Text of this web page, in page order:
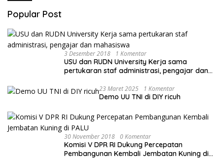
Popular Post
3 Desember 2018 1 Komentar
USU dan RUDN University Kerja sama
pertukaran staf administrasi, pengajar dan
23 Maret 2025 1 Komentar
Demo UU TNI di DIY ricuh
30 November 2018 0 Komentar
Komisi V DPR RI Dukung Percepatan
Pembangunan Kembali Jembatan Kuning di